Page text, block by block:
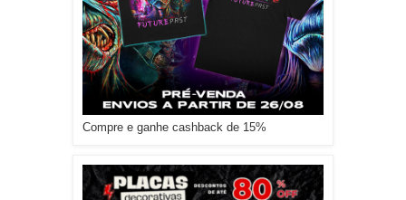
Compre e ganhe cashback de 15%